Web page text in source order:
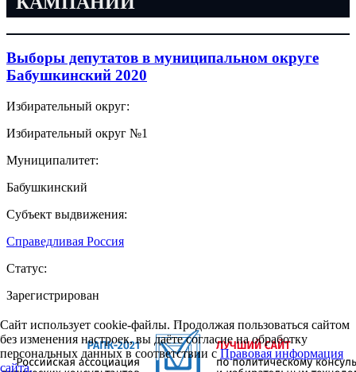
Выборы депутатов в муниципальном округе
Бабушкинский 2020
Избирательный округ:
Избирательный округ №1
Муниципалитет:
Бабушкинский
Субъект выдвижения:
Справедливая Россия
Статус:
Зарегистрирован
Сайт использует cookie-файлы. Продолжая пользоваться сайтом
без изменения настроек, вы даёте согласие на обработку
персональных данных в соответствии сПравовая информация
сайта.